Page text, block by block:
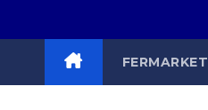
FERMARKET